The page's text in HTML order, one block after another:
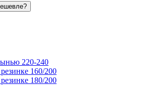
220-240
160/200
180/200